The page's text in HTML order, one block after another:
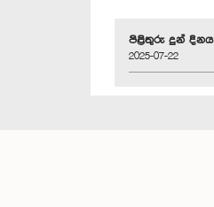
පිළිතුරු දුන් දිනය
2025-07-22